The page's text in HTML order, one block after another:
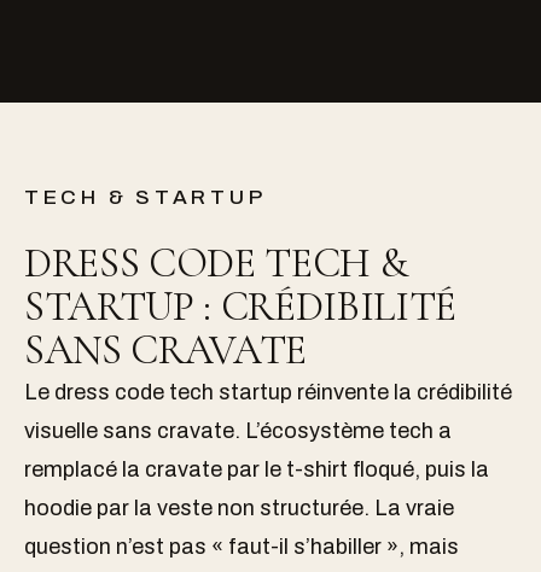
TECH & STARTUP
DRESS CODE TECH &
STARTUP : CRÉDIBILITÉ
SANS CRAVATE
Le dress code tech startup réinvente la crédibilité
visuelle sans cravate. L’écosystème tech a
remplacé la cravate par le t-shirt floqué, puis la
hoodie par la veste non structurée. La vraie
question n’est pas « faut-il s’habiller », mais